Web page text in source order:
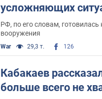
усложняющих
фронте для ВСУ
РФ, по его словам,
вооружения
War 29,3 т. 126
Кабакаев
больше всего не